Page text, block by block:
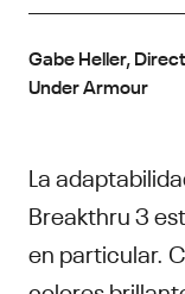
Gabe Heller,
Under Armour
La
Breakthru 3
en particular.